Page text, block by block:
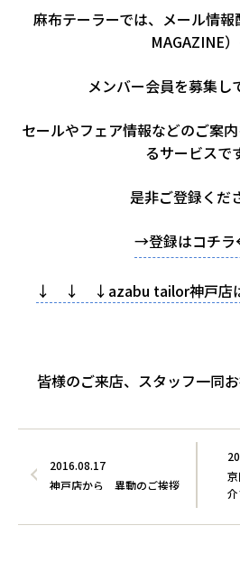
麻布テーラーでは、メール情
MAGAZINE
メンバー会員を募集し
セールやフェア情報などのご案
るサービスで
是非ご登録くだ
→登録はコチ
↓ ↓ ↓azabu tailor神戸
皆様のご来店、スタッフ一同お
2016.08.17
神戸店から 異動のご挨拶